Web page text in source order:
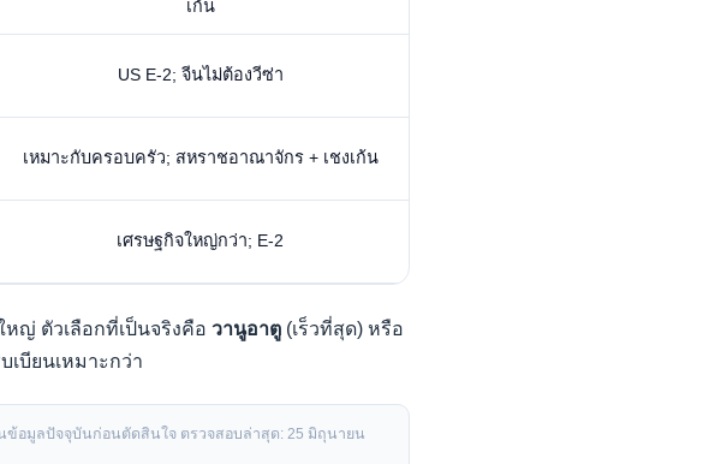
เก้น
US E-2; จีนไม่ต้องวีซ่า
เหมาะกับครอบครัว; สหราชอาณาจักร + เชงเก้น
เศรษฐกิจใหญ่กว่า; E-2
ญ่ ตัวเลือกที่เป็นจริงคือ วานูอาตู (เร็วที่สุด) หรือ
บียนเหมาะกว่า
ข้อมูลปัจจุบันก่อนตัดสินใจ ตรวจสอบล่าสุด: 25 มิถุนายน